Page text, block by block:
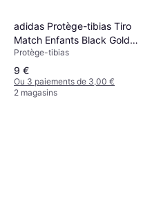
adidas Protège-tibias Tiro
Match Enfants Black Gold
Metallic White
Protège-tibias
9 €
Ou 3 paiements de 3,00 €
2 magasins